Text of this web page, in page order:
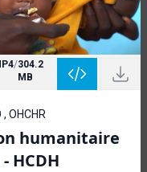
/304.2
MB
OHCHR
humanitaire
HCDH